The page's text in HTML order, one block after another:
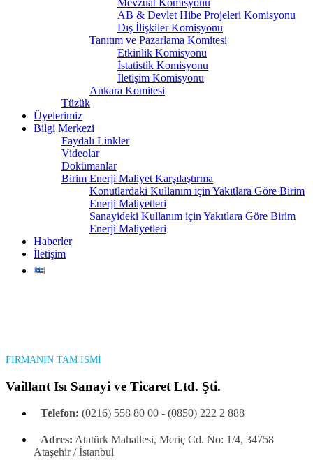
Mevzuat Komisyonu
AB & Devlet Hibe Projeleri Komisyonu
Dış İlişkiler Komisyonu
Tanıtım ve Pazarlama Komitesi
Etkinlik Komisyonu
İstatistik Komisyonu
İletişim Komisyonu
Ankara Komitesi
Tüzük
Üyelerimiz
Bilgi Merkezi
Faydalı Linkler
Videolar
Dokümanlar
Birim Enerji Maliyet Karşılaştırma
Konutlardaki Kullanım için Yakıtlara Göre Birim
Enerji Maliyetleri
Sanayideki Kullanım için Yakıtlara Göre Birim
Enerji Maliyetleri
Haberler
İletişim
FİRMANIN TAM İSMİ
Vaillant Isı Sanayi ve Ticaret Ltd. Şti.
Telefon: (0216) 558 80 00 - (0850) 222 2 888
Adres: Atatürk Mahallesi, Meriç Cd. No: 1/4, 34758
Ataşehir / İstanbul